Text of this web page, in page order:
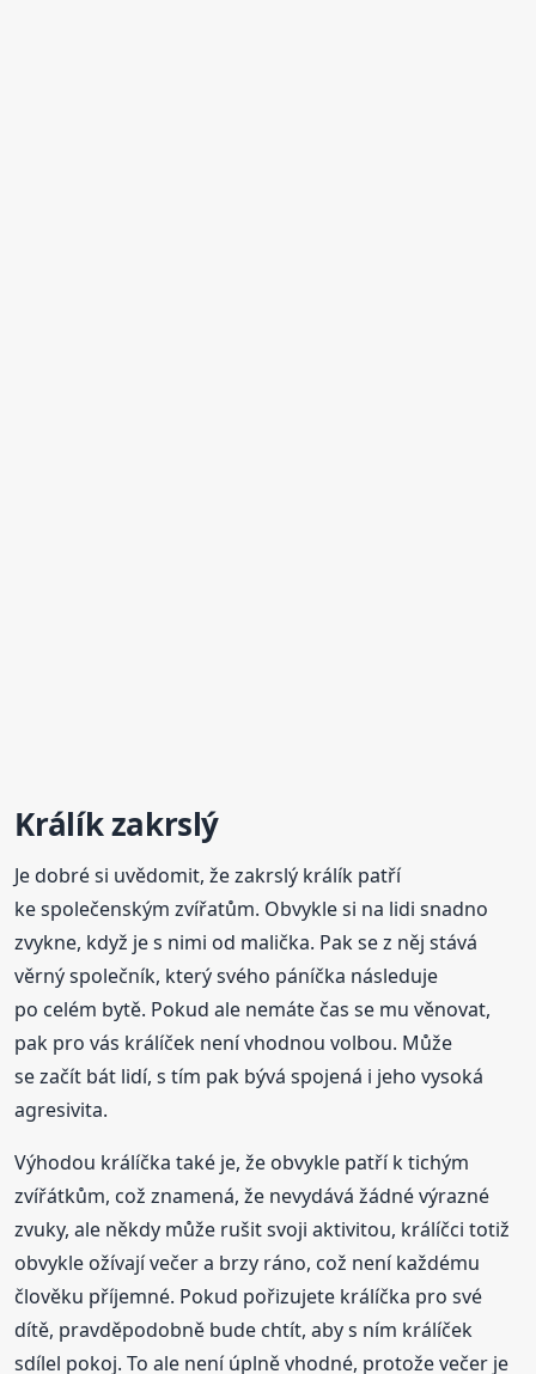
Králík zakrslý
Je dobré si uvědomit, že zakrslý králík patří
ke společenským zvířatům. Obvykle si na lidi snadno
zvykne, když je s nimi od malička. Pak se z něj stává
věrný společník, který svého páníčka následuje
po celém bytě. Pokud ale nemáte čas se mu věnovat,
pak pro vás králíček není vhodnou volbou. Může
se začít bát lidí, s tím pak bývá spojená i jeho vysoká
agresivita.
Výhodou králíčka také je, že obvykle patří k tichým
zvířátkům, což znamená, že nevydává žádné výrazné
zvuky, ale někdy může rušit svoji aktivitou, králíčci totiž
obvykle ožívají večer a brzy ráno, což není každému
člověku příjemné. Pokud pořizujete králíčka pro své
dítě, pravděpodobně bude chtít, aby s ním králíček
sdílel pokoj. To ale není úplně vhodné, protože večer je